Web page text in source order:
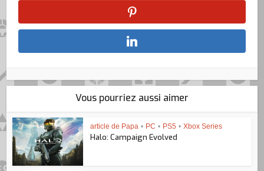
Vous pourriez aussi aimer
article de Papa • PC • PS5 • Xbox Series
Halo: Campaign Evolved